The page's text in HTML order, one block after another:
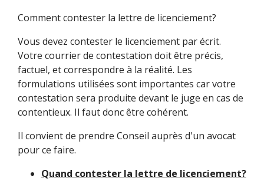
Comment contester la lettre de licenciement?
Vous devez contester le licenciement par écrit.
Votre courrier de contestation doit être précis,
factuel, et correspondre à la réalité. Les
formulations utilisées sont importantes car votre
contestation sera produite devant le juge en cas de
contentieux. Il faut donc être cohérent.
Il convient de prendre Conseil auprès d'un avocat
pour ce faire.
Quand contester la lettre de licenciement?